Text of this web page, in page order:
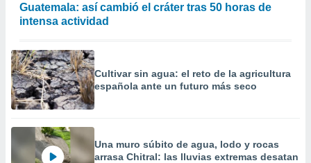
Guatemala: así cambió el cráter tras 50 horas de
intensa actividad
Cultivar sin agua: el reto de la agricultura
española ante un futuro más seco
Una muro súbito de agua, lodo y rocas
arrasa Chitral: las lluvias extremas desatan